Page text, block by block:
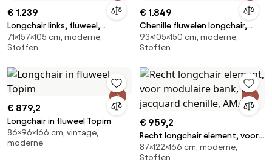
€ 1.239
Longchair links, fluweel,
Méridiano
71×157×105 cm, moderne,
Stoffen
€ 1.849
Chenille fluwelen longchair,
Lazare
93×105×150 cm, moderne,
Stoffen
€ 879,2
Longchair in fluweel Topim
86×96×166 cm, vintage,
moderne
€ 959,2
Recht longchair element, voor
modulaire bank, in jacquard
chenille, AMAD
87×122×166 cm, moderne,
Stoffen